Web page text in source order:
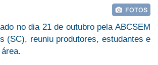
no dia 21 de outubro pela ABCSEM
(SC), reuniu produtores, estudantes e